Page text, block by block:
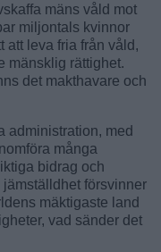
mäns våld mot
miljontals kvinnor
att leva fria från våld,
mänsklig rättighet.
det makthavare och
administration, med
många
bidrag och
försvinner
mäktigaste land
vad sänder det